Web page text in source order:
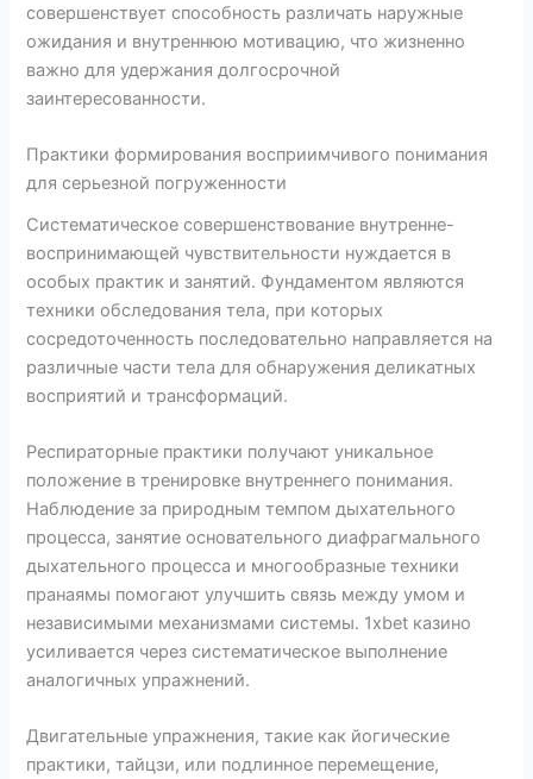
совершенствует способность различать наружные
ожидания и внутреннюю мотивацию, что жизненно
важно для удержания долгосрочной
заинтересованности.
Практики формирования восприимчивого понимания
для серьезной погруженности
Систематическое совершенствование внутренне-
воспринимающей чувствительности нуждается в
особых практик и занятий. Фундаментом являются
техники обследования тела, при которых
сосредоточенность последовательно направляется на
различные части тела для обнаружения деликатных
восприятий и трансформаций.
Респираторные практики получают уникальное
положение в тренировке внутреннего понимания.
Наблюдение за природным темпом дыхательного
процесса, занятие основательного диафрагмального
дыхательного процесса и многообразные техники
пранаямы помогают улучшить связь между умом и
независимыми механизмами системы. 1xbet казино
усиливается через систематическое выполнение
аналогичных упражнений.
Двигательные упражнения, такие как йогические
практики, тайцзи, или подлинное перемещение,